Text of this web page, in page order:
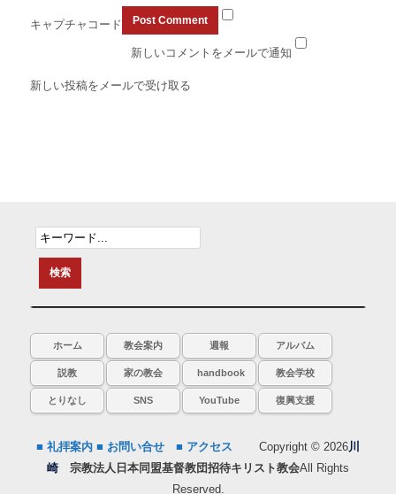
キャプチャコード
新しいコメントをメールで通知
新しい投稿をメールで受け取る
ホーム 教会案内 週報 アルバム
説教 家の教会 handbook 教会学校
とりなし SNS YouTube 復興支援
■ 礼拝案内 ■ お問い合せ ■ アクセス Copyright © 2026川
崎
宗教法人日本同盟基督教団招待キリスト教会All Rights
Reserved.